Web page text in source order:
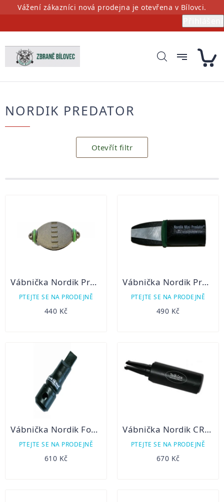
PřejítVážení zákazníci nová prodejna je otevřena v Bílovci.
NORDIK PREDATOR
Otevřít filtr
Vábnička Nordik Predator Plain Pain na predátory plochá
PTEJTE SE NA PRODEJNĚ
440 Kč
Vábnička Nordik Predator-Mini
PTEJTE SE NA PRODEJNĚ
490 Kč
Vábnička Nordik Fox Heat na lišku
PTEJTE SE NA PRODEJNĚ
610 Kč
Vábnička Nordik CROW - imitující zvuk vrány
PTEJTE SE NA PRODEJNĚ
670 Kč